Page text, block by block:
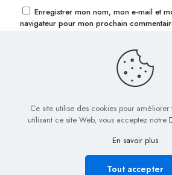
Enregistrer mon nom, mon e-mail et
navigateur pour mon prochain
© 2022 Biig.fr - Tous droits
Plan de Site
Mentions légales
Ce site utilise des cookies pour améliorer
utilisant ce site Web, vous acceptez notre
En savoir plus
Tout accepter